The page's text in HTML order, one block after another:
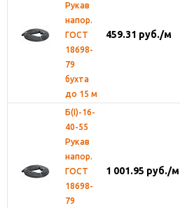
Рукав
напор.
ГОСТ
18698-
79
бухта
до 15 м
459.31 руб./м
Б(I)-16-
40-55
Рукав
напор.
ГОСТ
18698-
79
1 001.95 руб./м